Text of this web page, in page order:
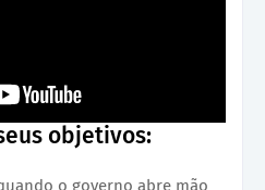
objetivos:
o governo abre mão